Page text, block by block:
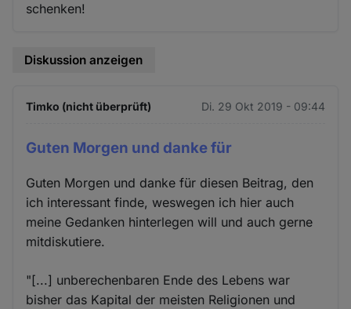
schenken!
Diskussion anzeigen
Timko (nicht überprüft) Di. 29 Okt 2019 - 09:44
Guten Morgen und danke für
Guten Morgen und danke für diesen Beitrag, den
ich interessant finde, weswegen ich hier auch
meine Gedanken hinterlegen will und auch gerne
mitdiskutiere.
"[...] unberechenbaren Ende des Lebens war
bisher das Kapital der meisten Religionen und